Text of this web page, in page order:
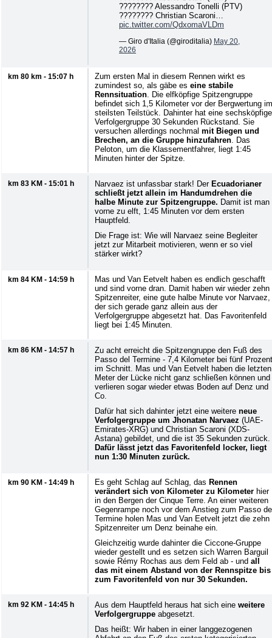
???????? Alessandro Tonelli (PTV)
???????? Christian Scaroni…
pic.twitter.com/QdxomaVLDm
— Giro d'Italia (@giroditalia) May 20,
2026
km 80 km - 15:07 h
Zum ersten Mal in diesem Rennen wirkt es
zumindest so, als gäbe es eine stabile
Rennsituation . Die elfköpfige Spitzengruppe
befindet sich 1,5 Kilometer vor der Bergwertung im
steilsten Teilstück. Dahinter hat eine sechsköpfige
Verfolgergruppe 30 Sekunden Rückstand. Sie
versuchen allerdings nochmal mit Biegen und
Brechen, an die Gruppe hinzufahren . Das
Peloton, um die Klassementfahrer, liegt 1:45
Minuten hinter der Spitze.
km 83 KM - 15:01 h Narvaez ist unfassbar stark! DerEcuadorianer
schließt jetzt allein im Handumdrehen die
halbe Minute zur Spitzengruppe. Damit ist man
vorne zu elft, 1:45 Minuten vor dem ersten
Hauptfeld.
Die Frage ist: Wie will Narvaez seine Begleiter
jetzt zur Mitarbeit motivieren, wenn er so viel
stärker wirkt?
km 84 KM - 14:59 h
Mas und Van Eetvelt haben es endlich geschafft
und sind vorne dran. Damit haben wir wieder zehn
Spitzenreiter, eine gute halbe Minute vor Narvaez,
der sich gerade ganz allein aus der
Verfolgergruppe abgesetzt hat. Das Favoritenfeld
liegt bei 1:45 Minuten.
km 86 KM - 14:57 h
Zu acht erreicht die Spitzengruppe den Fuß des
Passo del Termine - 7,4 Kilometer bei fünf Prozent
im Schnitt. Mas und Van Eetvelt haben die letzten
Meter der Lücke nicht ganz schließen können und
verlieren sogar wieder etwas Boden auf Denz und
Co.
Dafür hat sich dahinter jetzt eine weitere neue
Verfolgergruppe um Jhonatan Narvaez (UAE-
Emirates-XRG) und Christian Scaroni (XDS-
Astana) gebildet, und die ist 35 Sekunden zurück.
Dafür lässt jetzt das Favoritenfeld locker, liegt
nun 1:30 Minuten zurück.
km 90 KM - 14:49 h Es geht Schlag auf Schlag, das Rennen
verändert sich von Kilometer zu Kilometer hier
in den Bergen der Cinque Terre. An einer weiteren
Gegenrampe noch vor dem Anstieg zum Passo
Termine holen Mas und Van Eetvelt jetzt die zehn
Spitzenreiter um Denz beinahe ein.
Gleichzeitig wurde dahinter die Ciccone-Gruppe
wieder gestellt und es setzen sich Warren Barguil
sowie Rémy Rochas aus dem Feld ab - und all
das mit einem Abstand von der Rennspitze bis
zum Favoritenfeld von nur 30 Sekunden.
km 92 KM - 14:45 h Aus dem Hauptfeld heraus hat sich eine weitere
Verfolgergruppe abgesetzt.
Das heißt: Wir haben in einer langgezogenen